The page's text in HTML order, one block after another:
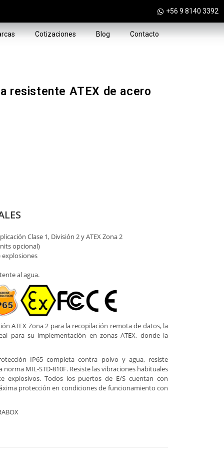
+56 9 8140 3392
Cotizaciones Blog Contacto
resistente ATEX de acero
Clase 1, División 2 y ATEX Zona 2
nits opcional)
explosiones
al agua.
ATEX Zona 2 para la recopilación remota de datos, la
para su implementación en zonas ATEX, donde la
IP65 completa contra polvo y agua, resiste
MIL-STD-810F. Resiste las vibraciones habituales
explosivos. Todos los puertos de E/S cuentan con
protección en condiciones de funcionamiento con